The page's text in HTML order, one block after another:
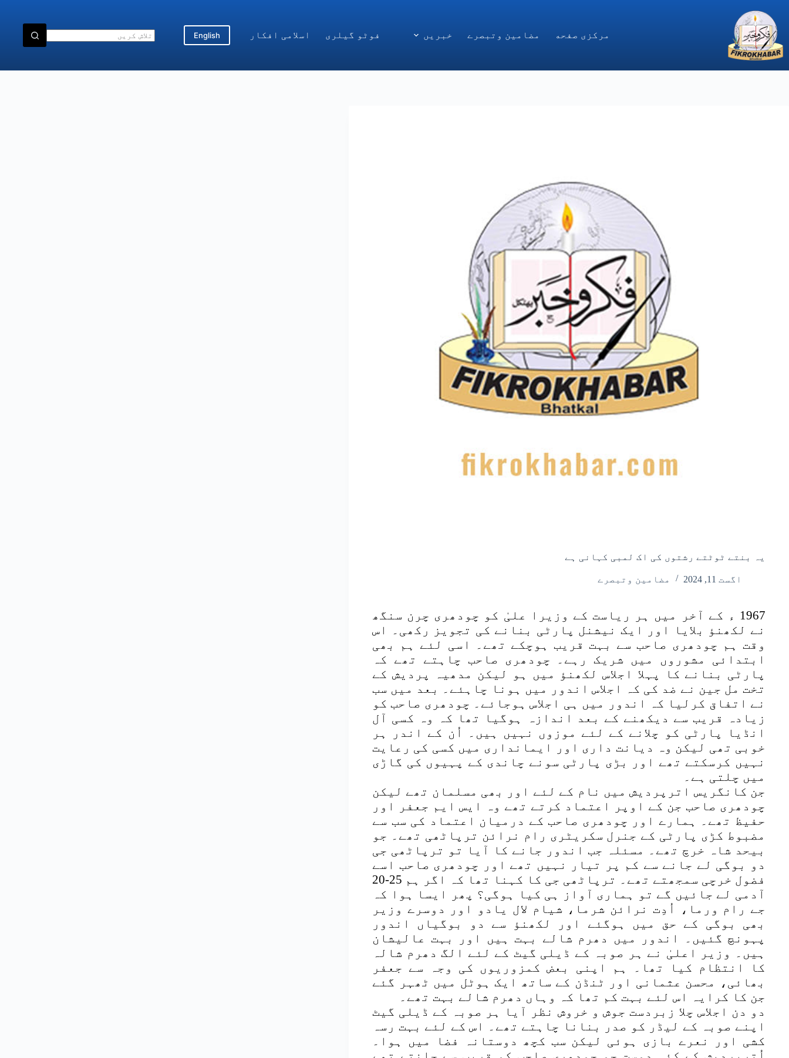
content
مركزى صفحه
مضامین وتبصرے خبریں فوٹو گیلری اسلامی افکار English
یہ بنتے ٹوٹتے رشتوں کی اک لمبی کہانی ہے
اگست 11, 2024 مضامین وتبصرے
1967 ء کے آخر میں ہر ریاست کے وزیرا علیٰ کو چودھری چرن سنگھ
نے لکھنؤ بلایا اور ایک نیشنل پارٹی بنانے کی تجویز رکھی۔ اس
وقت ہم چودھری صاحب سے بہت قریب ہوچکے تھے۔ اسی لئے ہم بھی
ابتدائی مشوروں میں شریک رہے۔ چودھری صاحب چاہتے تھے کہ
پارٹی بنانے کا پہلا اجلاس لکھنؤ میں ہو لیکن مدھیہ پردیش کے
تخت مل جین نے ضد کی کہ اجلاس اندور میں ہونا چاہئے۔ بعد میں سب
نے اتفاق کرلیا کہ اندور میں ہی اجلاس ہوجائے۔ چودھری صاحب کو
زیادہ قریب سے دیکھنے کے بعد اندازہ ہوگیا تھا کہ وہ کسی آل
انڈیا پارٹی کو چلانے کے لئے موزوں نہیں ہیں۔ اُن کے اندر ہر
خوبی تھی لیکن وہ دیانت داری اور ایمانداری میں کسی کی رعایت
نہیں کرسکتے تھے اور بڑی پارٹی سونے چاندی کے پہیوں کی گاڑی
میں چلتی ہے۔
جن کانگریس اترپردیش میں نام کے لئے اور بھی مسلمان تھے لیکن
چودھری صاحب جن کے اوپر اعتماد کرتے تھے وہ ایس ایم جعفر اور
حفیظ تھے۔ ہمارے اور چودھری صاحب کے درمیان اعتماد کی سب سے
مضبوط کڑی پارٹی کے جنرل سکریٹری رام نرائن ترپاٹھی تھے۔ جو
بیحد شاہ خرچ تھے۔ مسئلہ جب اندور جانے کا آیا تو ترپاٹھی جی
دو بوگی لے جانے سے کم پر تیار نہیں تھے اور چودھری صاحب اسے
فضول خرچی سمجھتے تھے۔ ترپاٹھی جی کا کہنا تھا کہ اگر ہم 25-20
آدمی لے جائیں گے تو ہماری آواز ہی کیا ہوگی؟ پھر ایسا ہوا کہ
جے رام ورما، اُدِت نرائن شرما، شیام لال یادو اور دوسرے وزیر
بھی بوگی کے حق میں ہوگئے اور لکھنؤ سے دو بوگیاں اندور
پہونچ گئیں۔ اندور میں دھرم شالے بہت ہیں اور بہت عالیشان
ہیں۔ وزیر اعلیٰ نے ہر صوبہ کے ڈیلی گیٹ کے لئے الگ دھرم شالہ
کا انتظام کیا تھا۔ ہم اپنی بعض کمزوریوں کی وجہ سے جعفر
بھائی، محسن عثمانی اور ٹنڈن کے ساتھ ایک ہوٹل میں ٹھہر گئے
جن کا کرایہ اس لئے بہت کم تھا کہ وہاں دھرم شالے بہت تھے۔
دو دن اجلاس چلا زبردست جوش و خروش نظر آیا ہر صوبہ کے ڈیلی گیٹ
اپنے صوبہ کے لیڈر کو صدر بنانا چاہتے تھے۔ اس کے لئے بہت رسہ
کشی اور نعرے بازی ہوئی لیکن سب کچھ دوستانہ فضا میں ہوا۔